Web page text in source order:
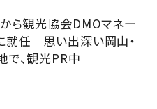
ら観光協会DMOマネー
就任 思い出深い岡山・
で、観光PR中